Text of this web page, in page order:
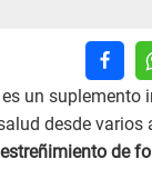
es un suplemento
desde varios
de